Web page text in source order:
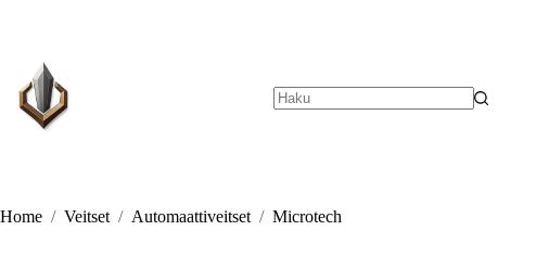
Home / Veitset / Automaattiveitset / Microtech